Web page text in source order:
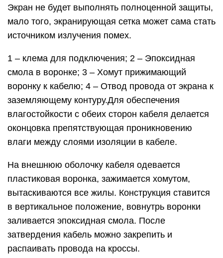
Экран не будет выполнять полноценной защиты,
мало того, экранирующая сетка может сама стать
источником излучения помех.
1 – клема для подключения; 2 – Эпоксидная
смола в воронке; 3 – Хомут прижимающий
воронку к кабелю; 4 – Отвод провода от экрана к
заземляющему контуру.Для обеспечения
влагостойкости с обеих сторон кабеля делается
оконцовка препятствующая проникновению
влаги между слоями изоляции в кабеле.
На внешнюю оболочку кабеля одевается
пластиковая воронка, зажимается хомутом,
вытаскиваются все жилы. Конструкция ставится
в вертикальное положение, вовнутрь воронки
заливается эпоксидная смола. После
затвердения кабель можно закрепить и
распаивать провода на кроссы.